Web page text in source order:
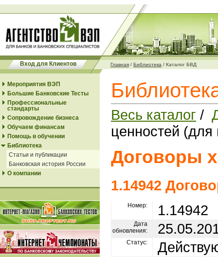
Вход для Клиентов Главная / Библиотека / Каталог БВД
Мероприятия ВЭП
Большие Банковские Тесты
Профессиональные
стандарты
Сопровождение бизнеса
Обучаем финансам
Помощь в обучении
Библиотека
Статьи и публикации
Банковская история России
О компании
Весь каталог /
ценностей
Договоры
1.14942
Номер: 1.14942
Дата
обновления:
Статус: